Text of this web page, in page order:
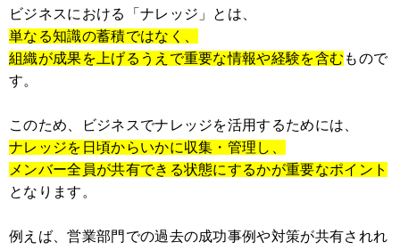
ビジネスにおける「ナレッジ」とは、
単なる知識の蓄積ではなく、
組織が成果を上げるうえで重要な情報や経験を含む もので
す。
このため、ビジネスでナレッジを活用するためには、
ナレッジを日頃からいかに収集・管理し、
メンバー全員が共有できる状態にするかが重要なポイント
となります。
例えば、営業部門での過去の成功事例や対策が共有されれ